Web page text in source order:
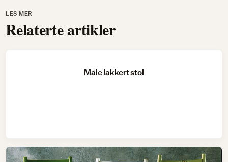
LES MER
Relaterte artikler
Male lakkert stol